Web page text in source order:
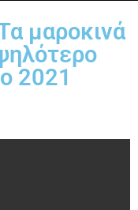
μαροκινά
2021